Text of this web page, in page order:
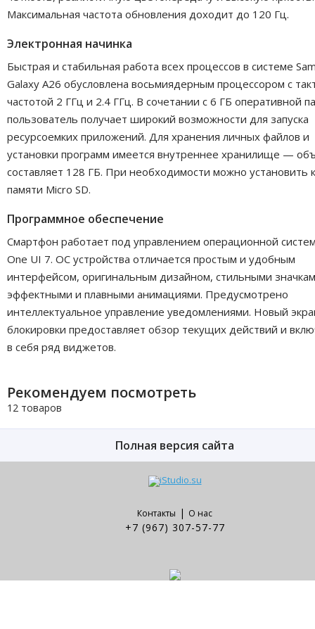
Максимальная частота обновления доходит до 120 Гц.
Электронная начинка
Быстрая и стабильная работа всех процессов в системе
Galaxy A26 обусловлена восьмиядерным процессором с
частотой 2 ГГц и 2.4 ГГц. В сочетании с 6 ГБ оперативной
пользователь получает широкий возможности для запуска
ресурсоемких приложений. Для хранения личных файлов и
установки программ имеется внутреннее хранилище —
составляет 128 ГБ. При необходимости можно установить
памяти Micro SD.
Программное обеспечение
Смартфон работает под управлением операционной
One UI 7. ОС устройства отличается простым и удобным
интерфейсом, оригинальным дизайном, стильными
эффектными и плавными анимациями. Предусмотрено
интеллектуальное управление уведомлениями. Новый
блокировки предоставляет обзор текущих действий и
в себя ряд виджетов.
Рекомендуем посмотреть
12 товаров
Полная версия сайта
Контакты | О нас
+7 (967) 307-57-77